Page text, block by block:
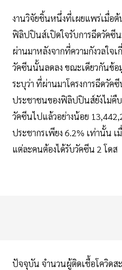
งานวิจัยชิ้นหนึ่งที่เผยแพร่เมื่อต้
ฟิลิปปินส์เปิดใจรับการฉีดวัคซี
ผ่านมาหลังจากที่ความกังวลใจเ
วัคซีนนั้นลดลง ขณะเดียวกันข้อ
ระบุว่า ที่ผ่านมาโครงการฉีดวัค
ประชาชนของฟิลิปปินส์ยังไม่คื
วัคซีนไปแล้วอย่างน้อย
ประชากรเพียง 6.2% เท่านั้น
แต่ละคนต้องได้รับวัคซีน 2 โดส
ปัจจุบัน จำนวนผู้ติดเชื้อโควิด